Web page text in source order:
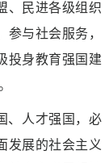
、民进各级组织
与社会服务，
投身教育强国建
、人才强国，必
发展的社会主义